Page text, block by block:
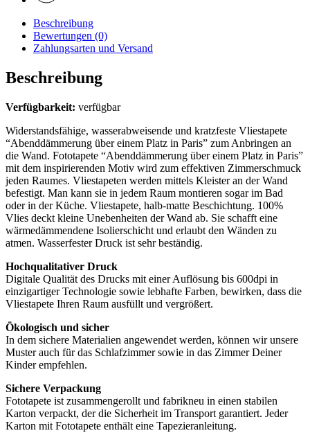
Beschreibung
Bewertungen (0)
Zahlungsarten und Versand
Beschreibung
Verfügbarkeit: verfügbar
Widerstandsfähige, wasserabweisende und kratzfeste Vliestapete
“Abenddämmerung über einem Platz in Paris” zum Anbringen an
die Wand. Fototapete “Abenddämmerung über einem Platz in Paris”
mit dem inspirierenden Motiv wird zum effektiven Zimmerschmuck
jeden Raumes. Vliestapeten werden mittels Kleister an der Wand
befestigt. Man kann sie in jedem Raum montieren sogar im Bad
oder in der Küche. Vliestapete, halb-matte Beschichtung. 100%
Vlies deckt kleine Unebenheiten der Wand ab. Sie schafft eine
wärmedämmendene Isolierschicht und erlaubt den Wänden zu
atmen. Wasserfester Druck ist sehr beständig.
Hochqualitativer Druck
Digitale Qualität des Drucks mit einer Auflösung bis 600dpi in
einzigartiger Technologie sowie lebhafte Farben, bewirken, dass die
Vliestapete Ihren Raum ausfüllt und vergrößert.
Ökologisch und sicher
In dem sichere Materialien angewendet werden, können wir unsere
Muster auch für das Schlafzimmer sowie in das Zimmer Deiner
Kinder empfehlen.
Sichere Verpackung
Fototapete ist zusammengerollt und fabrikneu in einen stabilen
Karton verpackt, der die Sicherheit im Transport garantiert. Jeder
Karton mit Fototapete enthält eine Tapezieranleitung.